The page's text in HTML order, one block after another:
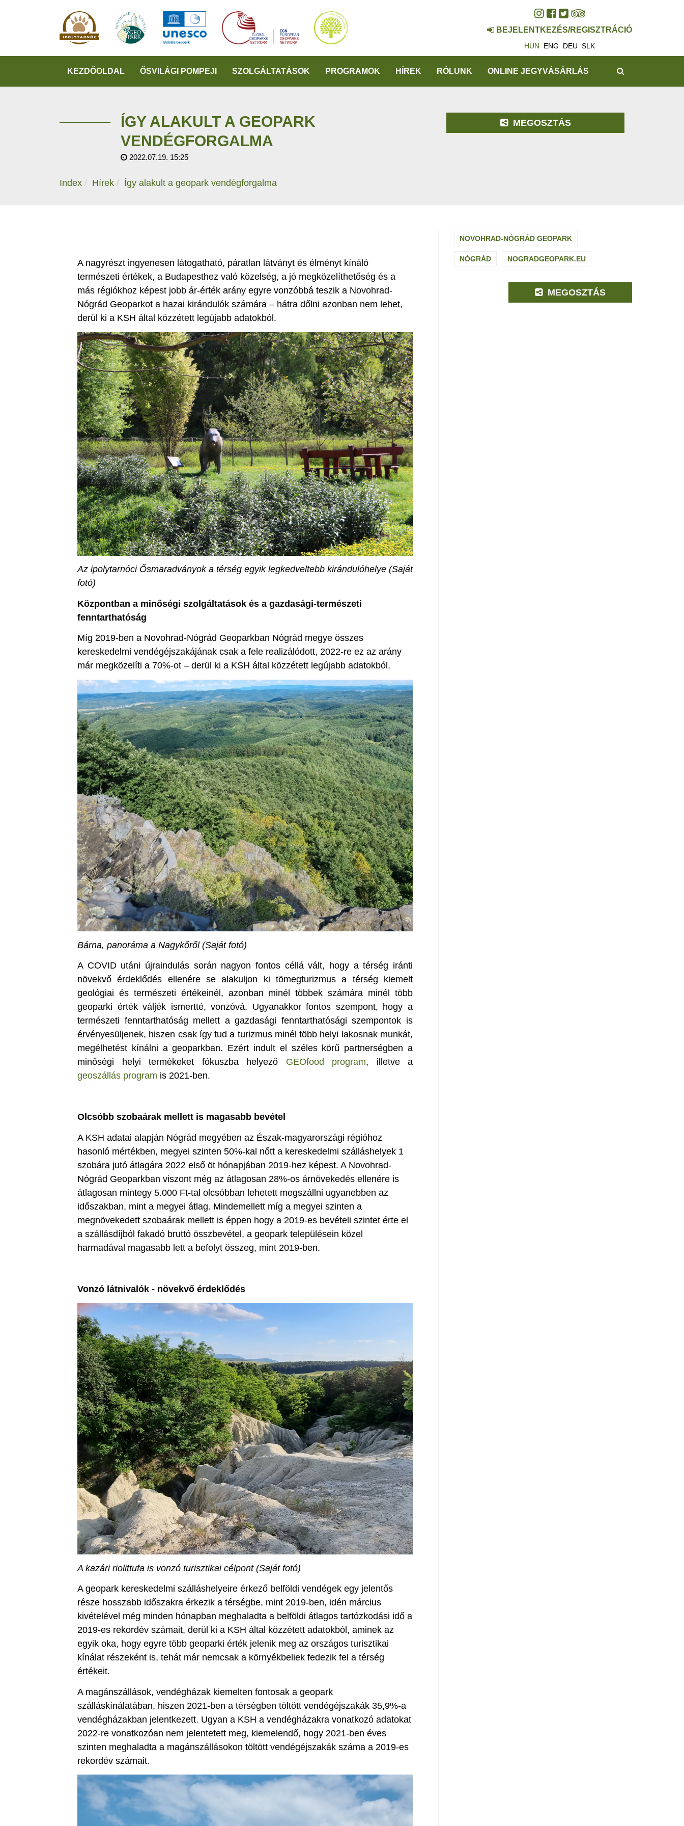
BEJELENTKEZÉS/REGISZTRÁCIÓ
HUN ENG DEU SLK
KEZDŐOLDAL ŐSVILÁGI POMPEJI SZOLGÁLTATÁSOK PROGRAMOK HÍREK RÓLUNK ONLINE JEGYVÁSÁRLÁS
ÍGY ALAKULT A GEOPARK
VENDÉGFORGALMA
2022.07.19. 15:25
Index Hírek Így alakult a geopark vendégforgalma
MEGOSZTÁS
A nagyrészt ingyenesen látogatható, páratlan látványt és élményt kínáló
természeti értékek, a Budapesthez való közelség, a jó megközelíthetőség és a
más régiókhoz képest jobb ár-érték arány egyre vonzóbbá teszik a Novohrad-
Nógrád Geoparkot a hazai kirándulók számára – hátra dőlni azonban nem lehet,
derül ki a KSH által közzétett legújabb adatokból.
Az ipolytarnóci Ősmaradványok a térség egyik legkedveltebb kirándulóhelye (Saját
fotó)
Központban a minőségi szolgáltatások és a gazdasági-természeti
fenntarthatóság
Míg 2019-ben a Novohrad-Nógrád Geoparkban Nógrád megye összes
kereskedelmi vendégéjszakájának csak a fele realizálódott, 2022-re ez az arány
már megközelíti a 70%-ot – derül ki a KSH által közzétett legújabb adatokból.
Bárna, panoráma a Nagykőről (Saját fotó)
A COVID utáni újraindulás során nagyon fontos céllá vált, hogy a térség iránti
növekvő érdeklődés ellenére se alakuljon ki tömegturizmus a térség kiemelt
geológiai és természeti értékeinél, azonban minél többek számára minél több
geoparki érték váljék ismertté, vonzóvá. Ugyanakkor fontos szempont, hogy a
természeti fenntarthatóság mellett a gazdasági fenntarthatósági szempontok is
érvényesüljenek, hiszen csak így tud a turizmus minél több helyi lakosnak munkát,
megélhetést kínálni a geoparkban. Ezért indult el széles körű partnerségben a
minőségi helyi termékeket fókuszba helyező GEOfood program, illetve a
geoszállás program is 2021-ben.
Olcsóbb szobaárak mellett is magasabb bevétel
A KSH adatai alapján Nógrád megyében az Észak-magyarországi régióhoz
hasonló mértékben, megyei szinten 50%-kal nőtt a kereskedelmi szálláshelyek 1
szobára jutó átlagára 2022 első öt hónapjában 2019-hez képest. A Novohrad-
Nógrád Geoparkban viszont még az átlagosan 28%-os árnövekedés ellenére is
átlagosan mintegy 5.000 Ft-tal olcsóbban lehetett megszállni ugyanebben az
időszakban, mint a megyei átlag. Mindemellett míg a megyei szinten a
megnövekedett szobaárak mellett is éppen hogy a 2019-es bevételi szintet érte el
a szállásdíjból fakadó bruttó összbevétel, a geopark településein közel
harmadával magasabb lett a befolyt összeg, mint 2019-ben.
Vonzó látnivalók - növekvő érdeklődés
A kazári riolittufa is vonzó turisztikai célpont (Saját fotó)
A geopark kereskedelmi szálláshelyeire érkező belföldi vendégek egy jelentős
része hosszabb időszakra érkezik a térségbe, mint 2019-ben, idén március
kivételével még minden hónapban meghaladta a belföldi átlagos tartózkodási idő a
2019-es rekordév számait, derül ki a KSH által közzétett adatokból, aminek az
egyik oka, hogy egyre több geoparki érték jelenik meg az országos turisztikai
kínálat részeként is, tehát már nemcsak a környékbeliek fedezik fel a térség
értékeit.
A magánszállások, vendégházak kiemelten fontosak a geopark
szálláskínálatában, hiszen 2021-ben a térségben töltött vendégéjszakák 35,9%-a
vendégházakban jelentkezett. Ugyan a KSH a vendégházakra vonatkozó adatokat
2022-re vonatkozóan nem jelentetett meg, kiemelendő, hogy 2021-ben éves
szinten meghaladta a magánszállásokon töltött vendégéjszakák száma a 2019-es
rekordév számait.
NOVOHRAD-NÓGRÁD GEOPARK
NÓGRÁD NOGRADGEOPARK.EU
MEGOSZTÁS